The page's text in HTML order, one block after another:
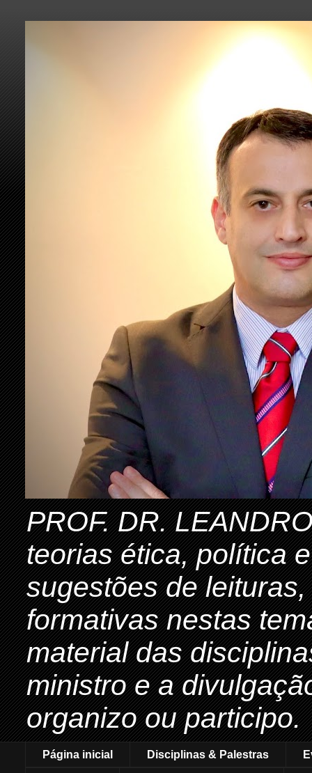
PROF. DR.
teorias ética, política
sugestões de
formativas nestas
material das
ministro e a
organizo ou participo.
Página inicial Disciplinas & Palestras